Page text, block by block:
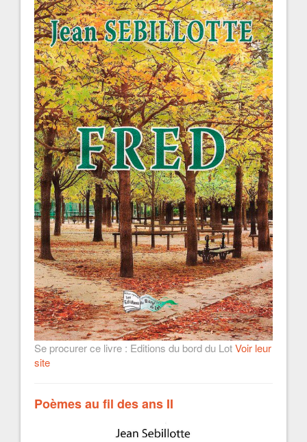
Se procurer ce livre : Editions du bord du LotVoir leur
site
Poèmes au fil des ans II